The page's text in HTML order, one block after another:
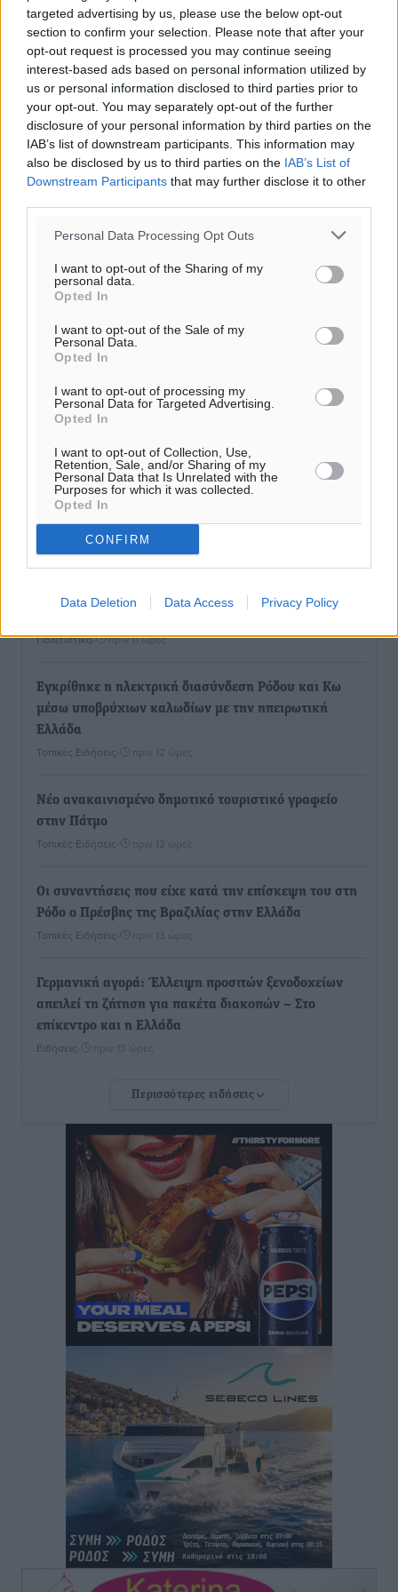
targeted advertising by us, please use the below opt-out
section to confirm your selection. Please note that after your
opt-out request is processed you may continue seeing
interest-based ads based on personal information utilized by
us or personal information disclosed to third parties prior to
your opt-out. You may separately opt-out of the further
disclosure of your personal information by third parties on the
IAB’s list of downstream participants. This information may
also be disclosed by us to third parties on the IAB’s List of
Downstream Participants that may further disclose it to other
Personal Data Processing Opt Outs
I want to opt-out of the Sharing of my
personal data.
Opted In
I want to opt-out of the Sale of my
Personal Data.
Opted In
I want to opt-out of processing my
Personal Data for Targeted Advertising.
Opted In
I want to opt-out of Collection, Use,
Retention, Sale, and/or Sharing of my
Personal Data that Is Unrelated with the
Purposes for which it was collected.
Opted In
CONFIRM
Data Deletion Data Access Privacy Policy
Ροή ειδήσεων
Η Meridiam ξεκλειδώνει τις έρευνες βυθού στη
θαλάσσια περιοχή Κάσου και Καρπάθου
Τοπικές Ειδήσεις• πριν 10 ώρες
Παρουσίαση βιβλίου του Α. Χατζημιχαήλ – Τιμητική
Πολιτιστικά• πριν 11 ώρες
Εγκρίθηκε η ηλεκτρική διασύνδεση Ρόδου και Κω
μέσω υποβρύχιων καλωδίων με την ηπειρωτική
Ελλάδα
Τοπικές Ειδήσεις πριν 12 ώρες
Νέο ανακαινισμένο δημοτικό τουριστικό γραφείο
στην Πάτμο
Τοπικές Ειδήσεις πριν 12 ώρες
Οι συναντήσεις που είχε κατά την επίσκεψη του στη
Ρόδο ο Πρέσβης της Βραζιλίας στην Ελλάδα
Τοπικές Ειδήσεις πριν 13 ώρες
Γερμανική αγορά: Έλλειψη προσιτών ξενοδοχείων
απειλεί τη ζήτηση για πακέτα διακοπών – Στο
επίκεντρο και η Ελλάδα
Ειδήσεις πριν 13 ώρες
Νέο ξενοδοχείο στη Ρόδο για την H Hotels –
στην Κω
Τοπικές Ειδήσεις πριν 13 ώρες
Αυτοκίνητο μπήκε παράνομα σε μονόδρομο στο
Μαστιχάρι – Αναποδογύρισε όχημα με μητέρα και
5χρονο παιδί
Τοπικές Ειδήσεις• πριν 13 ώρες
“Η Ευρώπη αντιμετώπιζε το προσφυγικό σαν ταινία
τρόμου” – Η συγκλονιστική μαρτυρία της Χαρούλας
Γιασιράνη στον RV για τα γεγονότα που οδήγησαν στο
Σύμφωνο της Λέρου
Τοπικές Ειδήσεις • πριν 13 ώρες
Συναυλία με τον Γιάννη Κότσιρα στις 21 Αυγούστου
Πολιτιστικά• πριν 14 ώρες
Έκτακτη συνεδρίαση της Δημοτικής Επιτροπής Ρόδου
αύριο Παρασκευή 7 Αυγούστου
Τοπικές Ειδήσεις• πριν 14 ώρες
Περισσότερες ειδήσεις